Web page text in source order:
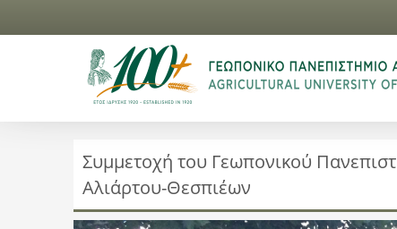
Συμμετοχή του Γεωπονικού
Αλιάρτου-Θεσπιέων